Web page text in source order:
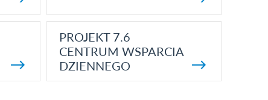
PROJEKT 7.6
CENTRUM WSPARCIA
DZIENNEGO